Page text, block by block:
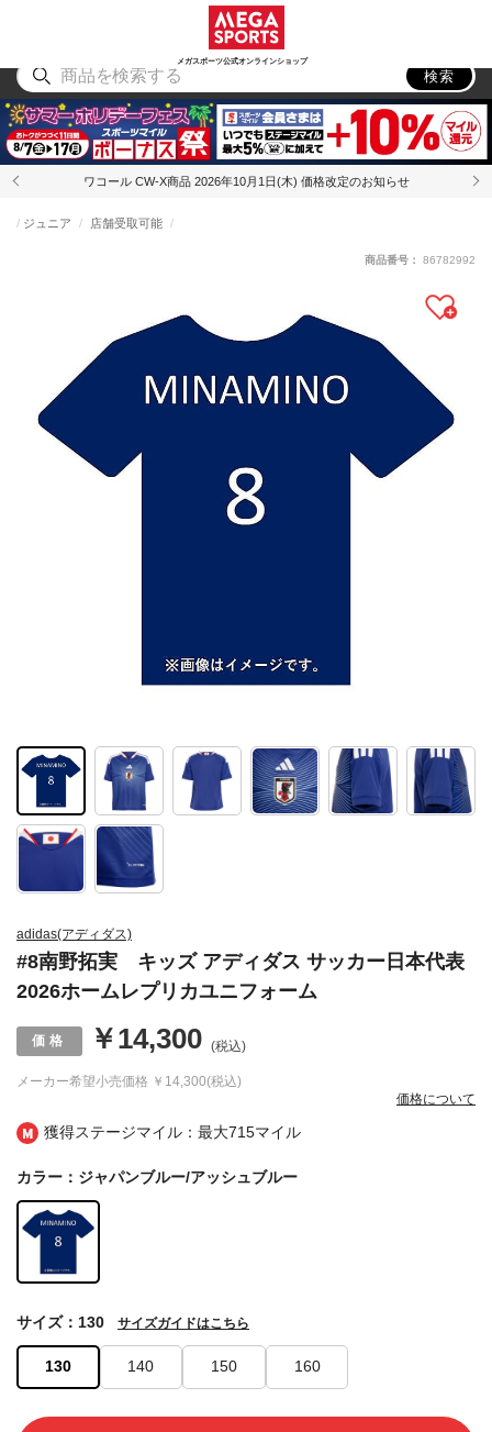
メガスポーツ公式オンラインショップ
アウトドア
検索
ワコール CW-X商品 2026年10月1日(木) 価格改定のお知らせ
獲得ステージマイル：最大715マイル
adidas(アディダス)
#8南野拓実 キッズ アディダス サッカー日本代表
2026ホームレプリカユニフォーム
ジュニア 店舗受取可能
メーカー希望小売価格 ￥14,300(税込)
￥14,300 (税込)
価格について
商品番号： 86782992
カラー：ジャパンブルー/アッシュブルー
130 140 150 160
サイズ：130 サイズガイドはこちら